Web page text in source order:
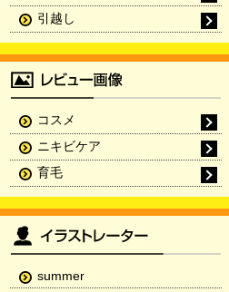
引越し
コスメ
ニキビケア
育毛
summer